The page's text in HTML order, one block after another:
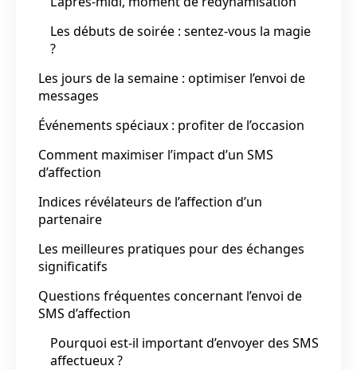
Les débuts de soirée : sentez-vous la magie
?
Les jours de la semaine : optimiser l’envoi de
messages
Événements spéciaux : profiter de l’occasion
Comment maximiser l’impact d’un SMS
d’affection
Indices révélateurs de l’affection d’un
partenaire
Les meilleures pratiques pour des échanges
significatifs
Questions fréquentes concernant l’envoi de
SMS d’affection
Pourquoi est-il important d’envoyer des SMS
affectueux ?